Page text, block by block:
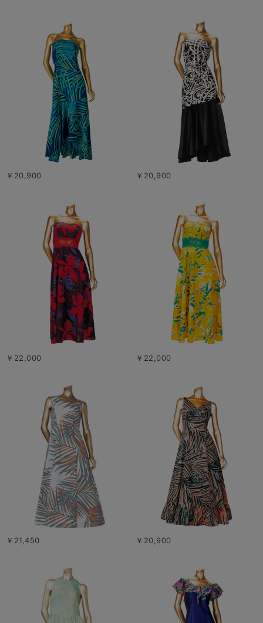
￥20,900 ￥20,900
￥22,000 ￥22,000
￥21,450 ￥20,900